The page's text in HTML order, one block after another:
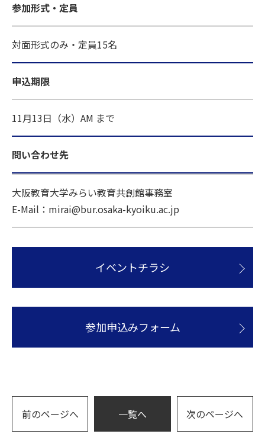
参加形式・定員
対面形式のみ・定員15名
申込期限
11月13日（水）AM まで
問い合わせ先
大阪教育大学みらい教育共創館事務室
E-Mail：mirai@bur.osaka-kyoiku.ac.jp
イベントチラシ
参加申込みフォーム
前のページへ 一覧へ 次のページへ